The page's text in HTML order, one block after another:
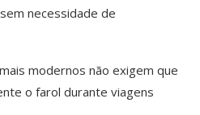
necessidade de
modernos não exigem que
o farol durante viagens